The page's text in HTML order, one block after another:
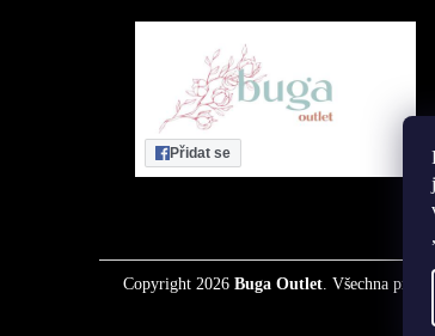
Přidat se
Copyright 2026 Buga Outlet. Všechna práva